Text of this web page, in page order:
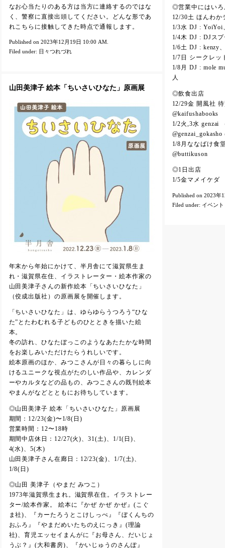
◎営業中にはいろ
12/30土 ほんわか
1/3水 DJ : YoiYoi
1/4木 DJ : DJス
1/6土 DJ : kenzy
1/7日 シークレッ
1/8月 DJ : mole
人
◎飲食出店
12/29金 開風社
@kaifushabooks
1/2火,3水 genzai
@genzai_gokasho
1/8月ななばけ食
@buttikuson
◎1日出店
1/5金マメイケダ
Published on 2023年
Filed under: イベント
なお心当たりのある方は当方に連絡するのではな
く、警察に直接出頭してください。どんな形であ
れこちらに接触してきた時点で通報します。
Published on 2023年12月19日 10:00 AM.
Filed under: 日々つれづれ
山田美津子 絵本「ちいさいひなた」原画展
年末から年始にかけて、半月舎にて滋賀県生ま
れ・滋賀県在住、イラストレーター・絵本作家の
山田美津子さんの新作絵本「ちいさいひなた」
（佼成出版社）の原画展を開催します。
「ちいさいひなた」は、ゆらゆらうつろう“ひな
た”とたわむれる子どものひとときを描いた絵
本。
冬の訪れ、ひなたぼっこのようなあたたかな時間
をお楽しみいただけたらうれしいです。
絵本原画のほか、みつこさんが日々の暮らしに向
けるユニークな視点がたのしい作品や、カレンダ
ーやカルタなどの品もの、みつこさんの既刊絵本
やまんがなどとともにお待ちしています。
◎山田美津子 絵本「ちいさいひなた」原画展
期間：12/23(金)〜1/8(日)
営業時間：12〜18時
期間中店休日：12/27(火)、31(土)、1/1(日)、
4(水)、5(木)
山田美津子さん在廊日：12/23(金)、1/7(土)、
1/8(日)
◎山田 美津子（やまだ みつこ）
1973年滋賀県生まれ。滋賀県在住。イラストレー
ター/絵本作家。 絵本に『かぜ かぜ かぜ』(こぐ
ま社)、『カーたろうとこけしっぺ』『ぼくんちの
おふろ』『やまだめいたちのえにっき』(理論
社)、育児エッセイまんがに『お母さん、だいじょ
うぶ？』(大和書房)、『かいじゅうのさんぽ』